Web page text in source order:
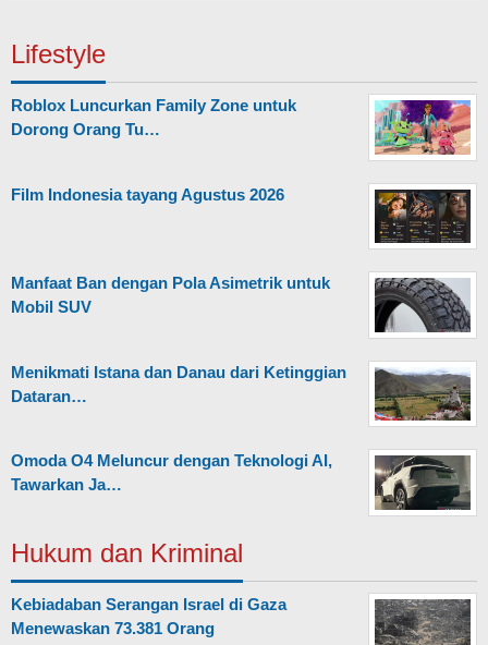
Lifestyle
Roblox Luncurkan Family Zone untuk
Dorong Orang Tu…
Film Indonesia tayang Agustus 2026
Manfaat Ban dengan Pola Asimetrik untuk
Mobil SUV
Menikmati Istana dan Danau dari Ketinggian
Dataran…
Omoda O4 Meluncur dengan Teknologi AI,
Tawarkan Ja…
Hukum dan Kriminal
Kebiadaban Serangan Israel di Gaza
Menewaskan 73.381 Orang